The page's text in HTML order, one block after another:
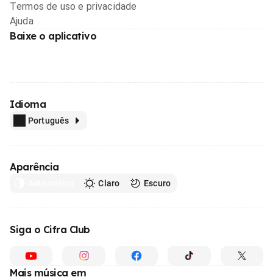
Termos de uso e privacidade
Ajuda
Baixe o aplicativo
Idioma
Português
Aparência
Claro Escuro
Siga o Cifra Club
Mais música em